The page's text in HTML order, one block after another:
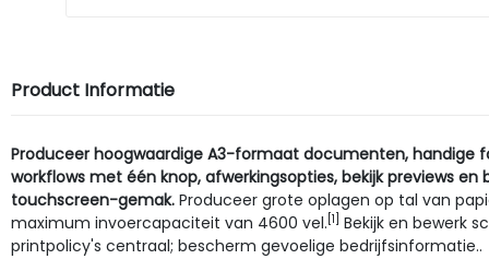
Product Informatie
Produceer hoogwaardige A3-formaat documenten, handige
workflows met één knop, afwerkingsopties, bekijk previews en
touchscreen-gemak. Produceer grote oplagen op tal van
maximum invoercapaciteit van 4600 vel. [1] Bekijk en bewerk
printpolicy's centraal; bescherm gevoelige bedrijfsinformatie..